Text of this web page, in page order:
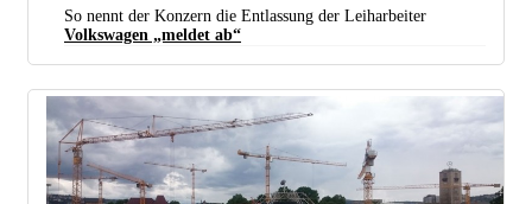
So nennt der Konzern die Entlassung der Leiharbeiter
Volkswagen „meldet ab“